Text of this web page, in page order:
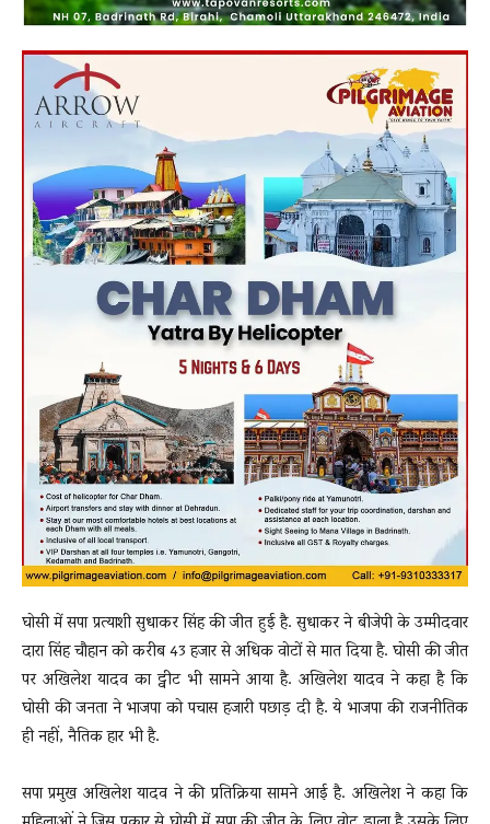
घोसी में सपा प्रत्याशी सुधाकर सिंह की जीत हुई है. सुधाकर ने बीजेपी के उम्मीदवार
दारा सिंह चौहान को करीब 43 हजार से अधिक वोटों से मात दिया है. घोसी की जीत
पर अखिलेश यादव का ट्वीट भी सामने आया है. अखिलेश यादव ने कहा है कि
घोसी की जनता ने भाजपा को पचास हजारी पछाड़ दी है. ये भाजपा की राजनीतिक
ही नहीं, नैतिक हार भी है.
सपा प्रमुख अखिलेश यादव ने की प्रतिक्रिया सामने आई है. अखिलेश ने कहा कि